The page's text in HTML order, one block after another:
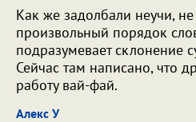
Как же задолбали неучи,
произвольный порядок
подразумевает склонение
Сейчас там написано, что
работу вай-фай.
Алекс У